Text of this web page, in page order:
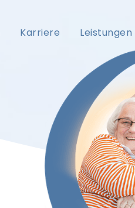
Karriere Leistungen